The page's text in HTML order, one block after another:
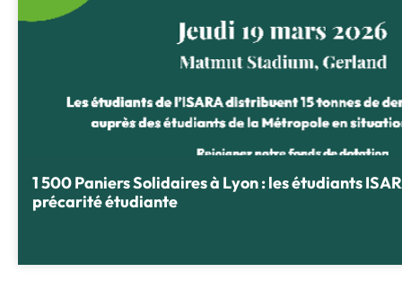
1 500 Paniers Solidaires à Lyon : les étudiants
précarité étudiante